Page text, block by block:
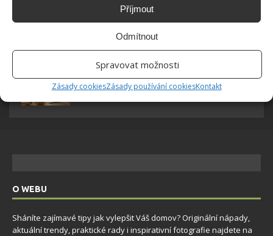
Příjmout
Odmítnout
Spravovat možnosti
Zásady cookiesZásady používání cookiesKontakt
Betonové bloky jako základ stavby: kdy se
vyplatí vybrat správného dodavatele?
praktická řešení
O WEBU
Sháníte zajímavé tipy jak vylepšit Váš domov? Originální nápady,
aktuální trendy, praktické rady i inspirativní fotografie najdete na